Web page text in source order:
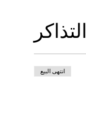
التذاكر
انتهى البيع